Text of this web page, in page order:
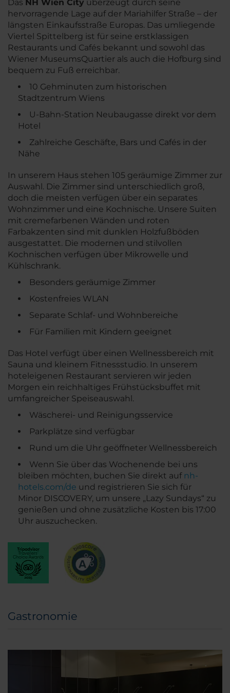
Das NH Wien City überzeugt durch seine
hervorragende Lage auf der Mariahilfer Straße – der
längsten Einkaufsstraße Europas. Das umliegende
Viertel Spittelberg ist für seine erstklassigen
Restaurants und Cafés bekannt und sowohl das
Wiener MuseumsQuartier als auch die Hofburg sind
bequem zu Fuß erreichbar.
10 Gehminuten zum historischen
Stadtzentrum Wiens
U-Bahn-Station Neubaugasse direkt vor dem
Hotel
Zahlreiche Geschäfte, Bars und Cafés in der
Nähe
In unserem Haus stehen 105 geräumige Zimmer zur
Auswahl. Die Zimmer sind unterschiedlich groß,
doch die meisten verfügen über ein separates
Wohnzimmer und eine Kochnische. Unsere Suiten
mit cremefarbenen Wänden und roten
Farbakzenten sind mit dunklen Holzfußböden
ausgestattet. Die modernen und stilvollen
Kochnischen verfügen über Mikrowelle und
Kühlschrank.
Besonders geräumige Zimmer
Kostenfreies WLAN
Separate Schlaf- und Wohnbereiche
Für Familien mit Kindern geeignet
Das Hotel verfügt über einen Wellnessbereich mit
Sauna und kleinem Fitnessstudio. In unserem
hoteleigenen Restaurant servieren wir jeden
Morgen ein reichhaltiges Frühstücksbuffet mit
umfangreicher Speiseauswahl.
Wäscherei- und Reinigungsservice
Parkplätze sind verfügbar
Rund um die Uhr geöffneter Wellnessbereich
Wenn Sie über das Wochenende bei uns
bleiben möchten, buchen Sie direkt auf nh-
hotels.com/de und registrieren Sie sich für
Minor DISCOVERY, um unsere „Lazy Sundays“ zu
genießen und ohne zusätzliche Kosten bis 17:00
Uhr auszuchecken.
Gastronomie